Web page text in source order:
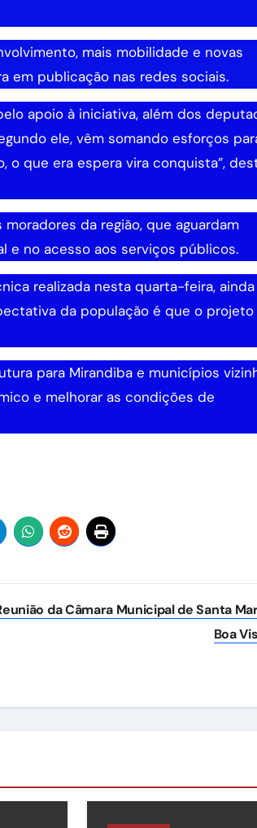
mais mobilidade e novas
em publicação nas redes sociais.
apoio à iniciativa, além dos
ele, vêm somando esforços
o que era espera vira conquista”,
da região, que aguardam
e no acesso aos serviços públicos.
realizada nesta quarta-feira,
da população é que o projeto
para Mirandiba e municípios
e melhorar as condições de
da Câmara Municipal de Santa
Boa